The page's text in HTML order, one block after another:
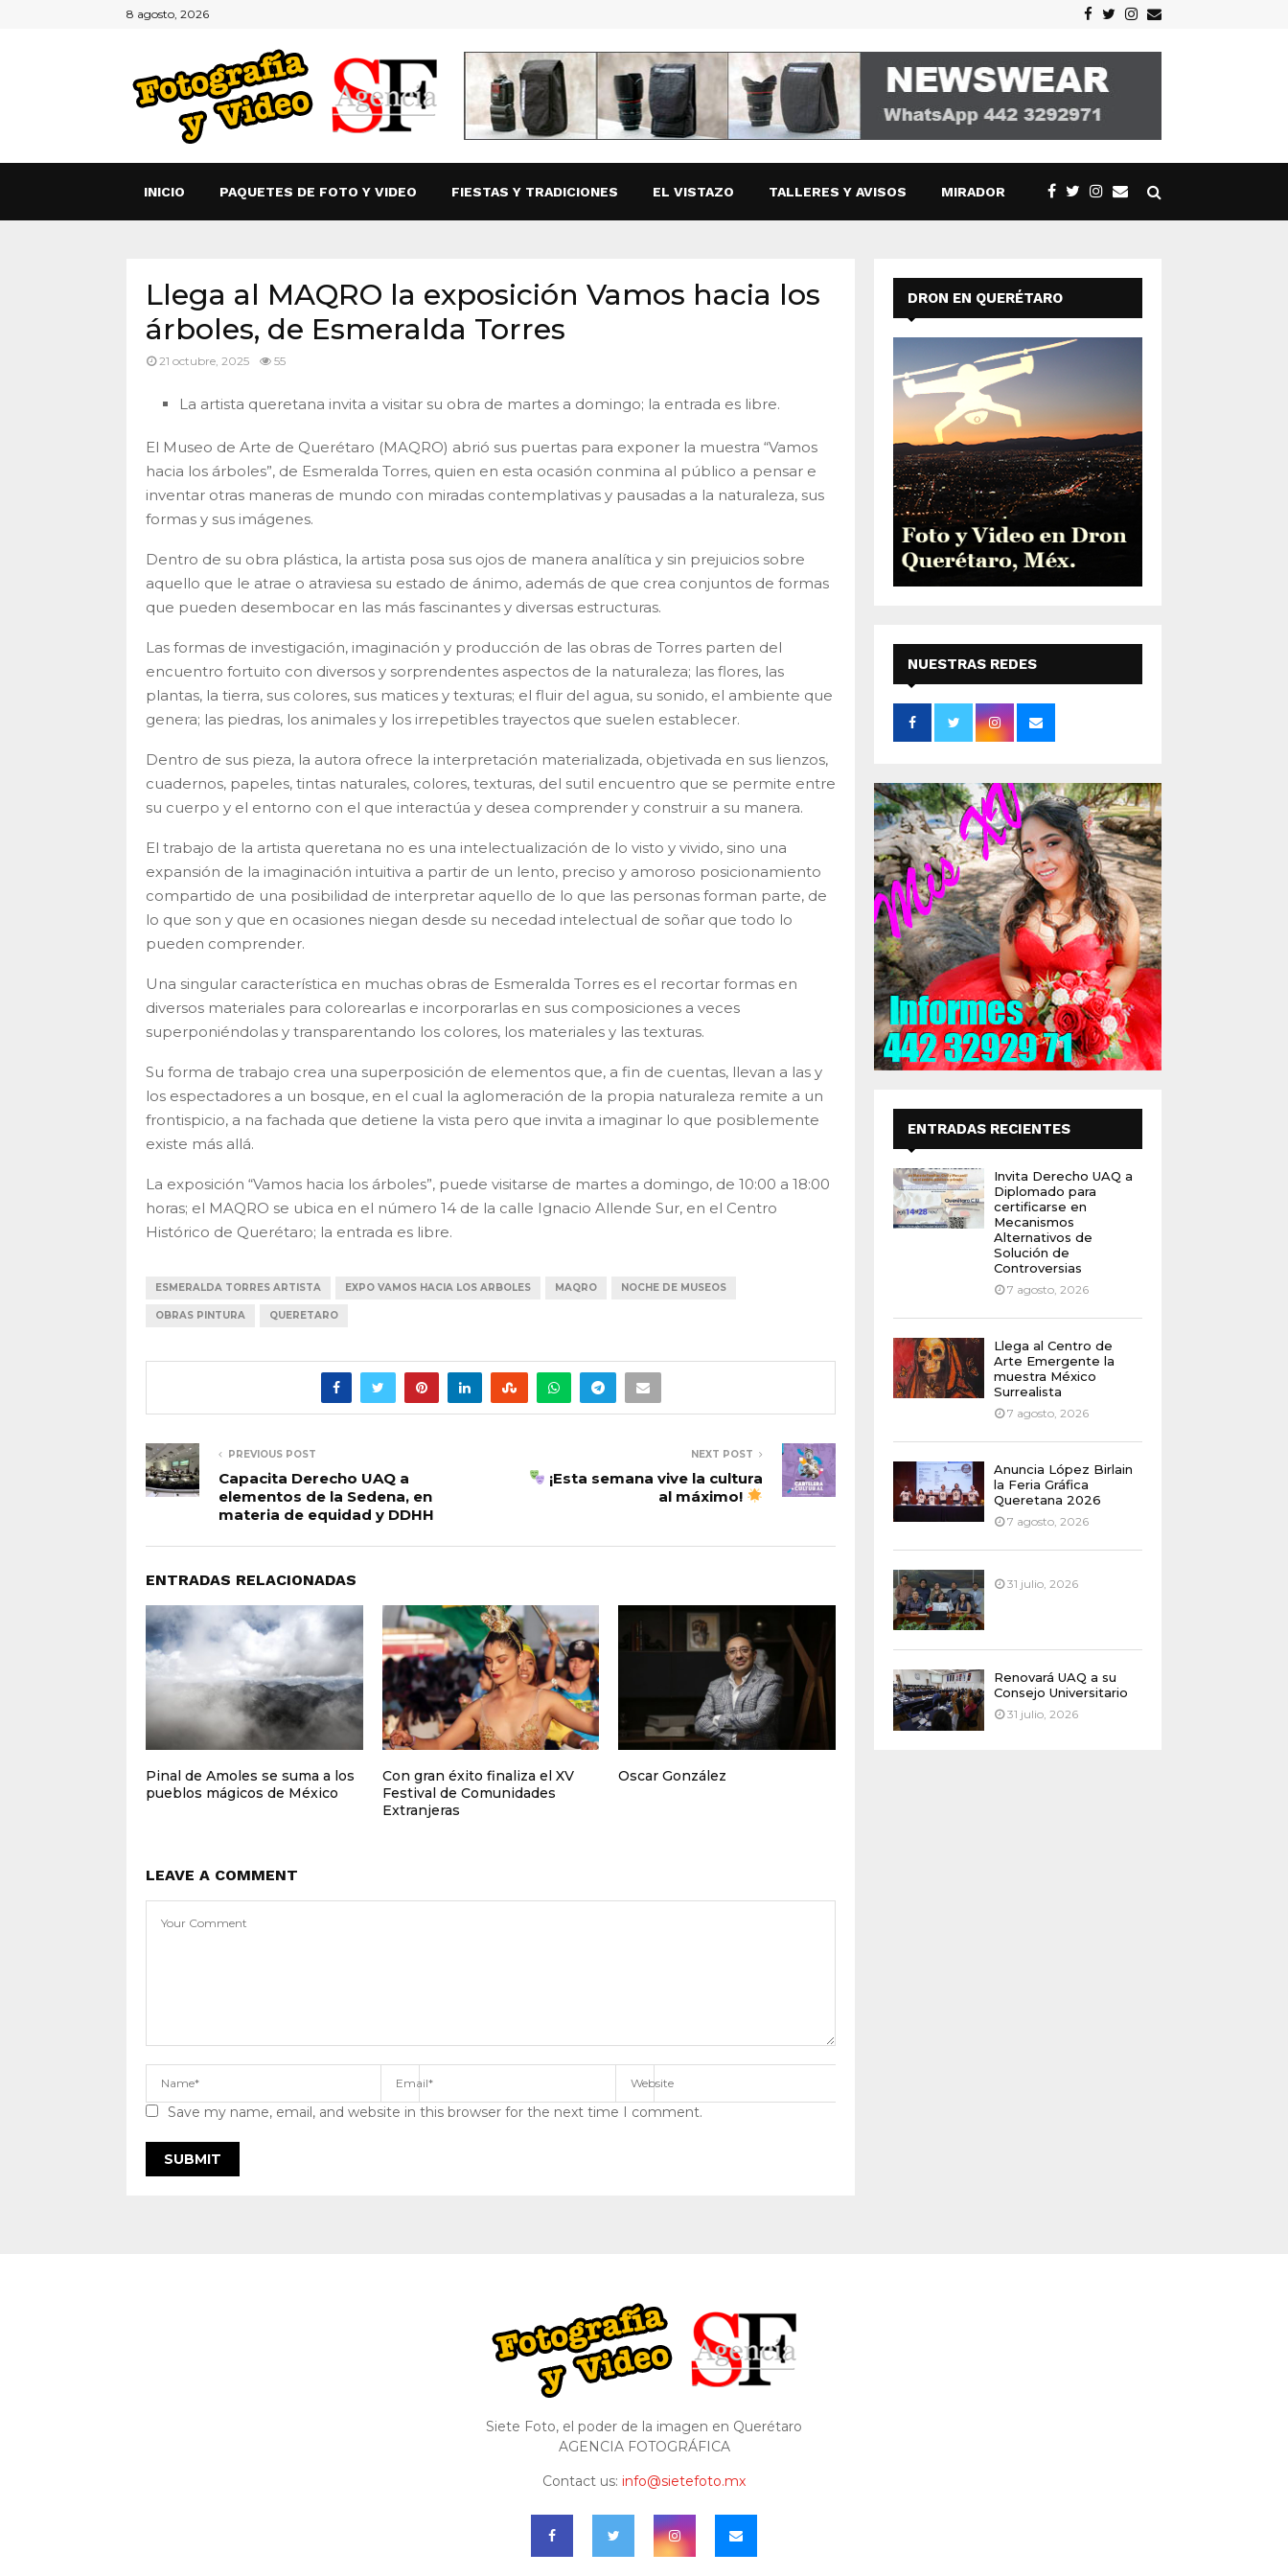
8 agosto, 2026 Facebook
TwitterInstagram
Email
INICIO PAQUETES DE FOTO Y VIDEO FIESTAS Y TRADICIONES EL VISTAZO TALLERES Y AVISOS MIRADOR
Llega al MAQRO la exposición Vamos hacia los
árboles, de Esmeralda Torres
21 octubre, 2025 55
La artista queretana invita a visitar su obra de martes a domingo; la entrada es libre.
El Museo de Arte de Querétaro (MAQRO) abrió sus puertas para exponer la muestra “Vamos
hacia los árboles”, de Esmeralda Torres, quien en esta ocasión conmina al público a pensar e
inventar otras maneras de mundo con miradas contemplativas y pausadas a la naturaleza, sus
formas y sus imágenes.
Dentro de su obra plástica, la artista posa sus ojos de manera analítica y sin prejuicios sobre
aquello que le atrae o atraviesa su estado de ánimo, además de que crea conjuntos de formas
que pueden desembocar en las más fascinantes y diversas estructuras.
Las formas de investigación, imaginación y producción de las obras de Torres parten del
encuentro fortuito con diversos y sorprendentes aspectos de la naturaleza; las flores, las
plantas, la tierra, sus colores, sus matices y texturas; el fluir del agua, su sonido, el ambiente que
genera; las piedras, los animales y los irrepetibles trayectos que suelen establecer.
Dentro de sus pieza, la autora ofrece la interpretación materializada, objetivada en sus lienzos,
cuadernos, papeles, tintas naturales, colores, texturas, del sutil encuentro que se permite entre
su cuerpo y el entorno con el que interactúa y desea comprender y construir a su manera.
El trabajo de la artista queretana no es una intelectualización de lo visto y vivido, sino una
expansión de la imaginación intuitiva a partir de un lento, preciso y amoroso posicionamiento
compartido de una posibilidad de interpretar aquello de lo que las personas forman parte, de
lo que son y que en ocasiones niegan desde su necedad intelectual de soñar que todo lo
pueden comprender.
Una singular característica en muchas obras de Esmeralda Torres es el recortar formas en
diversos materiales para colorearlas e incorporarlas en sus composiciones a veces
superponiéndolas y transparentando los colores, los materiales y las texturas.
Su forma de trabajo crea una superposición de elementos que, a fin de cuentas, llevan a las y
los espectadores a un bosque, en el cual la aglomeración de la propia naturaleza remite a un
frontispicio, a na fachada que detiene la vista pero que invita a imaginar lo que posiblemente
existe más allá.
La exposición “Vamos hacia los árboles”, puede visitarse de martes a domingo, de 10:00 a 18:00
horas; el MAQRO se ubica en el número 14 de la calle Ignacio Allende Sur, en el Centro
Histórico de Querétaro; la entrada es libre.
ESMERALDA TORRES ARTISTA EXPO VAMOS HACIA LOS ARBOLES MAQRO NOCHE DE MUSEOS
OBRAS PINTURA QUERETARO
PREVIOUS POST
Capacita Derecho UAQ a
elementos de la Sedena, en
materia de equidad y DDHH
NEXT POST
¡Esta semana vive la cultura
al máximo!
ENTRADAS RELACIONADAS
Pinal de Amoles se suma a los
pueblos mágicos de México
Con gran éxito finaliza el XV
Festival de Comunidades
Extranjeras
Oscar González
LEAVE A COMMENT
Save my name, email, and website in this browser for the next time I comment.
DRON EN QUERÉTARO
NUESTRAS REDES
SOCIALES
ENTRADAS RECIENTES
Invita Derecho UAQ a
Diplomado para
certificarse en
Mecanismos
Alternativos de
Solución de
Controversias
7 agosto, 2026
Llega al Centro de
Arte Emergente la
muestra México
Surrealista
7 agosto, 2026
Anuncia López Birlain
la Feria Gráfica
Queretana 2026
7 agosto, 2026
31 julio, 2026
Renovará UAQ a su
Consejo Universitario
31 julio, 2026
Siete Foto, el poder de la imagen en Querétaro
AGENCIA FOTOGRÁFICA
Contact us: info@sietefoto.mx